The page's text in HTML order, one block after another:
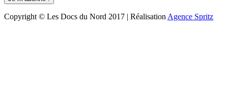
Copyright © Les Docs du Nord 2017 | RéalisationAgence Spritz